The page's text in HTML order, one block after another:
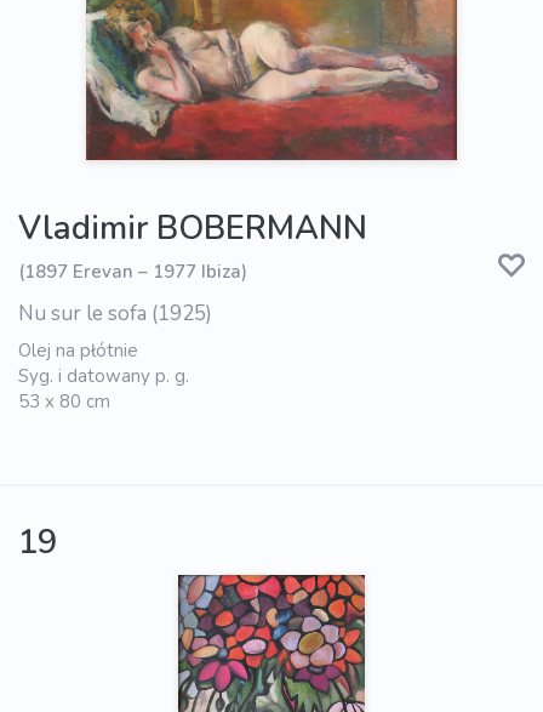
Vladimir BOBERMANN
(1897 Erevan – 1977 Ibiza)
Nu sur le sofa (1925)
Olej na płótnie
Syg. i datowany p. g.
53 x 80 cm
19